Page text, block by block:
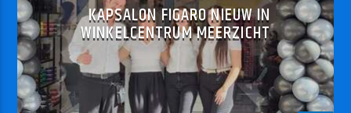
KAPSALON FIGARO NIEUW IN
WINKELCENTRUM MEERZICHT